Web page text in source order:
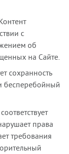
с
об
на Сайте.
сохранность
бесперебойный
права
требования